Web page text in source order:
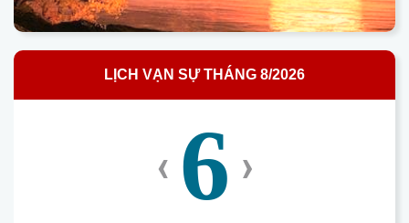
LỊCH VẠN SỰ THÁNG 8/2026
‹ 6 ›